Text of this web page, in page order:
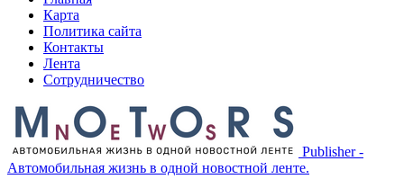
Карта
Политика сайта
Контакты
Лента
Сотрудничество
Publisher -
Автомобильная жизнь в одной новостной ленте.